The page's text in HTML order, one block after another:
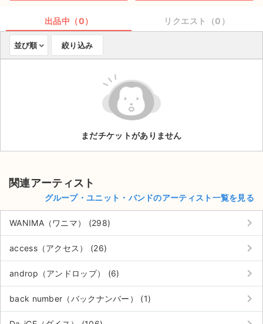
チケットのリクエスト一覧
取扱チケット
ライブ・コンサート（国内）
ライブ・コンサート（海外）
スポーツ
演劇・ミュージカル
ご利用ガイド
ご利用ガイド
手数料・お支払い方法
AIに質問する
よくある質問
出品中（0） リクエスト（0）
並び順 絞り込み
まだチケットがありません
関連アーティスト
グループ・ユニット・バンドのアーティスト一覧を見る
WANIMA（ワニマ） (298) keyboard_arrow_right
access（アクセス） (26) keyboard_arrow_right
androp（アンドロップ） (6) keyboard_arrow_right
back number（バックナンバー） (1) keyboard_arrow_right